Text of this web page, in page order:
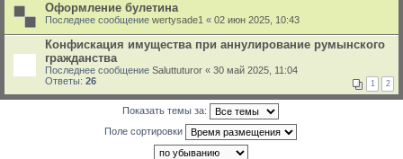
Оформление булетина
Последнее сообщение wertysade1 « 02 июн 2025, 10:43
Конфискация имущества при аннулирование румынского
гражданства
Последнее сообщение Saluttuturor « 30 май 2025, 11:04
Ответы: 26 1 2
Показать темы за:
Поле сортировки